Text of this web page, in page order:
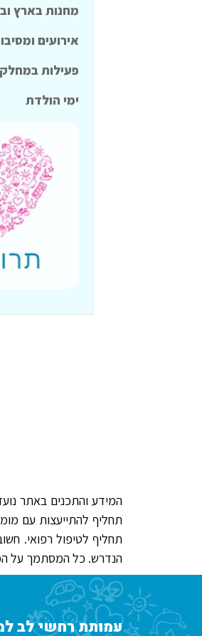
מחנות בארץ
אירועים
פעילות
ימי הולדת
המידע והתכנים באתר
תחליף להתייעצות עם
תחליף לטיפול רפואי.
הנדרש. כל המסתמך על
עמותת רחשי לב